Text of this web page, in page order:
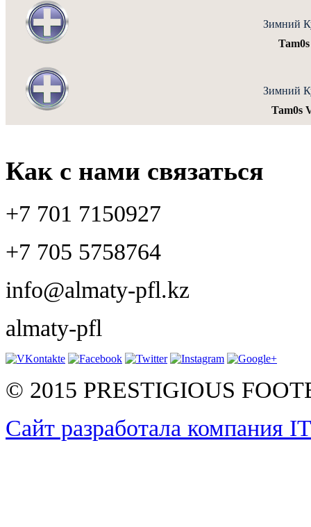
Зимний
Зимний
Tam0s
Как с нами связаться
+7 701 7150927
+7 705 5758764
info@almaty-pfl.kz
almaty-pfl
© 2015 PRESTIGIOUS
Сайт разработала компания